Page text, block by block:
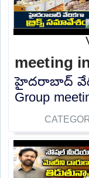
meeting
హైదరాబాద్
Group